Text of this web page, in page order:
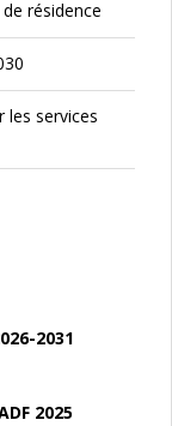
résidence
les services
2031
2025